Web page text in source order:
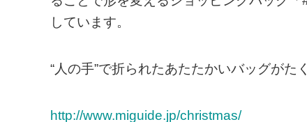
しています。
“人の手”で折られたあたたかいバッグがた
http://www.miguide.jp/christmas/